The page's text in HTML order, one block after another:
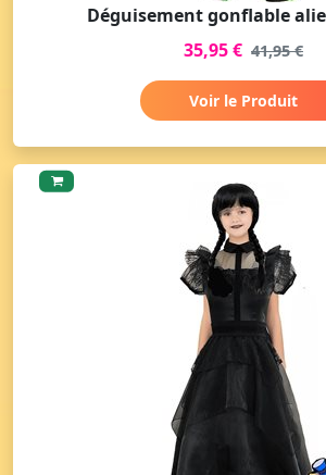
Déguisement gonflable
35,95 € 41,95 €
Voir le Produit